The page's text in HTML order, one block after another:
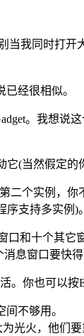
当我同时打开
经很相似。
。我想说
它(当然假定的
二个实例，你
支持多实例)。
口和十个其它
息窗口要快得
你也可以按
不够用。
为光火，他们